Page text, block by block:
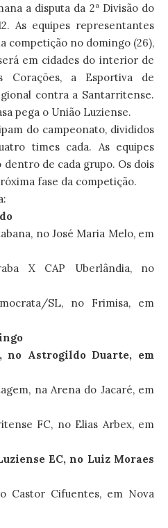
a disputa da 2ª Divisão do
As equipes representantes
competição no domingo (26),
em cidades do interior de
Corações, a Esportiva de
contra a Santarritense.
pega o União Luziense.
do campeonato, divididos
times cada. As equipes
de cada grupo. Os dois
fase da competição.
no José Maria Melo, em
X CAP Uberlândia, no
SL, no Frimisa, em
no Astrogildo Duarte, em
na Arena do Jacaré, em
FC, no Elias Arbex, em
EC, no Luiz Moraes
Castor Cifuentes, em Nova